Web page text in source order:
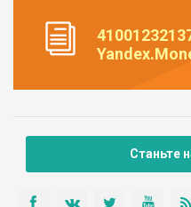
Станьте